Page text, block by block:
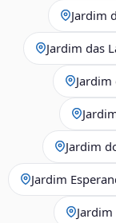
Jardim
Jardim das
Jardim
Jardim